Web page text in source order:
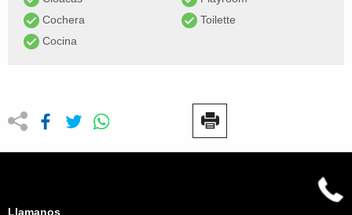
Cochera
Cocina
Toilette
Llamanos